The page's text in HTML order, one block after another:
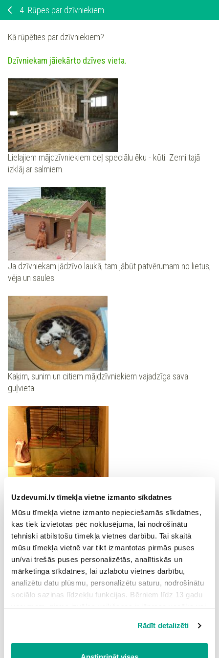
Uzdevumi.lv tīmekļa vietne izmanto sīkdatnes
Mūsu tīmekļa vietne izmanto nepieciešamās sīkdatnes,
kas tiek izvietotas pēc noklusējuma, lai nodrošinātu
tehniski atbilstošu tīmekļa vietnes darbību. Tai skaitā
mūsu tīmekļa vietnē var tikt izmantotas pirmās puses
un/vai trešās puses personalizētās, analītiskās un
mārketinga sīkdatnes, lai uzlabotu vietnes darbību,
analizētu datu plūsmu, personalizētu saturu, nodrošinātu
sociālo saziņas līdzekļu funkcijas. Bērniem līdz 13 gadu
Spiežot uz pogas “Apstiprināt visas”, Jūs piekrītat visām
sīkdatnēm, kas atrodas šajā tīmekļa vietnē, ieskaitot
trešo pušu mārketinga sīkdatnes. Spiežot uz pogas
Rādīt detalizēti
4. Rūpes par dzīvniekiem
Kā rūpēties par dzīvniekiem?
Dzīvniekam jāiekārto dzīves vieta.
Lielajiem mājdzīvniekiem ceļ speciālu ēku - kūti. Zemi tajā
izklāj ar salmiem.
Ja dzīvniekam jādzīvo laukā, tam jābūt patvērumam no lietus,
vēja un saules.
Kaķim, sunim un citiem mājdzīvniekiem vajadzīga sava
guļvieta.
akvārijs.
Dzīvnieku regulāri jāapkopj
Dzīvniekam jāsagādā piemērota barība. Jāzina, cik bieži un